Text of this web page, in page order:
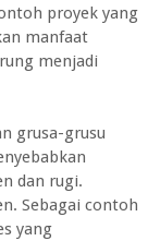
proyek yang
manfaat
menjadi
grusa-grusu
dan rugi.
Sebagai contoh
yang